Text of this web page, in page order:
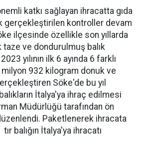
katkı sağlayan ihracatta gıda
gerçekleştirilen kontroller devam
ilçesinde özellikle son yıllarda
ve dondurulmuş balık
yılının ilk 6 ayında 6 farklı
932 kilogram donuk ve
Söke'de bu yıl
İtalya'ya ihraç edilmesi
Müdürlüğü tarafından ön
Paketlenerek ihracata
balığın İtalya'ya ihracatı